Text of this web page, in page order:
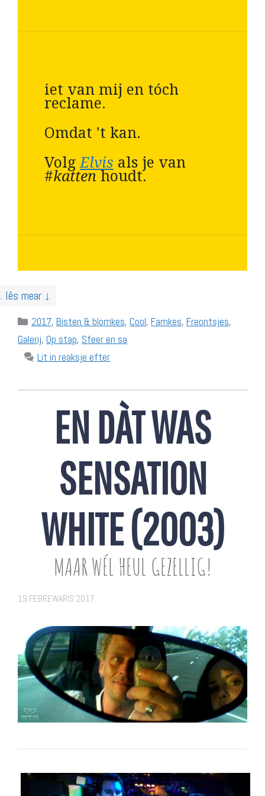
iet van mij en tóch
reclame.
Omdat 't kan.
Volg Elvis als je van
#kattenhoudt.
lês mear ↓
Categories
2017, Bisten & blomkes, Cool, Famkes, Freontsjes,
Galerij, Op stap, Sfeer en sa
Lit in reaksje efter
EN DÀT WAS
SENSATION
WHITE (2003)
MAAR WÉL HEUL GEZELLIG!
19 FEBREWARIS 2017